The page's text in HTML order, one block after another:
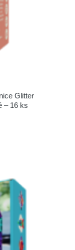
Glitter
– 16 ks